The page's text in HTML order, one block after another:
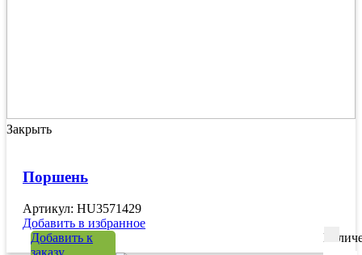
Закрыть
Поршень
Артикул: HU3571429
Добавить в избранное
Добавить к
заказу